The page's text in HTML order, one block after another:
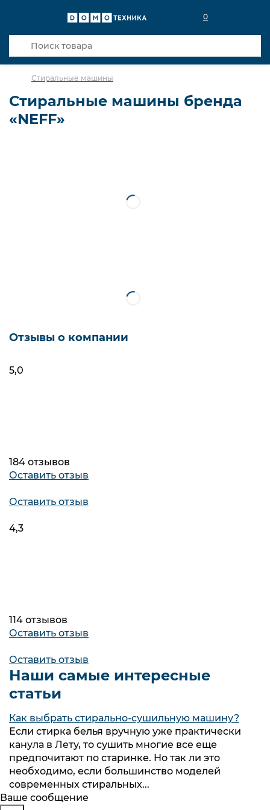
0
Стиральные машины
Стиральные машины бренда
«NEFF»
Упс! Мы ничего не нашли
Отзывы о компании
5,0
184 отзывов
Оставить отзыв
Оставить отзыв
4,3
114 отзывов
Оставить отзыв
Оставить отзыв
Наши самые интересные
статьи
Как выбрать стирально-сушильную машину?
Если стирка белья вручную уже практически
канула в Лету, то сушить многие все еще
предпочитают по старинке. Но так ли это
необходимо, если большинство моделей
современных стиральных...
Будьте в курсе
Заказ обратного звонка
Ваше сообщение